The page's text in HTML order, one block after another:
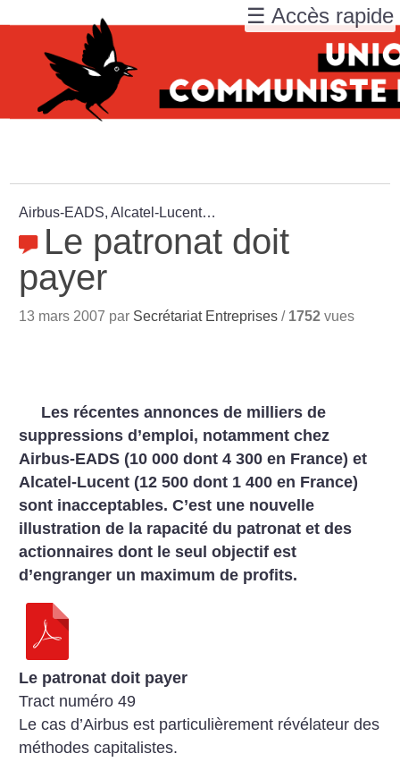
Airbus-EADS, Alcatel-Lucent…
Le patronat doit
payer
13 mars 2007 par Secrétariat Entreprises / 1752 vues
Les récentes annonces de milliers de
suppressions d’emploi, notamment chez
Airbus-EADS (10 000 dont 4 300 en France) et
Alcatel-Lucent (12 500 dont 1 400 en France)
sont inacceptables. C’est une nouvelle
illustration de la rapacité du patronat et des
actionnaires dont le seul objectif est
d’engranger un maximum de profits.
Le patronat doit payer
Tract numéro 49
Le cas d’Airbus est particulièrement révélateur des
méthodes capitalistes.
☰ Accès rapide